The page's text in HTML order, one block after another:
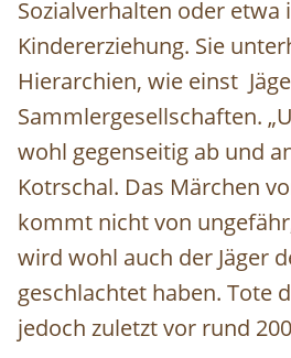
Sozialverhalten oder etwa
Kindererziehung. Sie
Hierarchien, wie einst
Sammlergesellschaften.
wohl gegenseitig ab und
Kotrschal. Das Märchen
kommt nicht von
wird wohl auch der Jäger
geschlachtet haben. Tote
jedoch zuletzt vor rund